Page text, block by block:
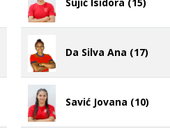
Sujić Isidora (15)
Da Silva Ana (17)
Savić Jovana (10)